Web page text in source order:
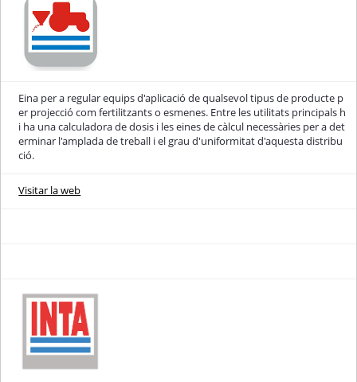
Eina per a regular equips d'aplicació de qualsevol tipus de producte p
er projecció com fertilitzants o esmenes. Entre les utilitats principals h
i ha una calculadora de dosis i les eines de càlcul necessàries per a det
erminar l'amplada de treball i el grau d'uniformitat d'aquesta distribu
ció.
Visitar la web